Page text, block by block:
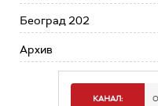
Београд 202
Архив
КАНАЛ: